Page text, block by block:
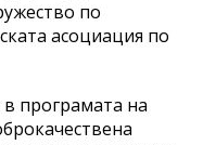
по
асоциация по
програмата на